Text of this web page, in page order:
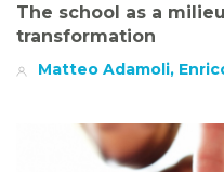
The school as a
transformation
Matteo Adamoli,